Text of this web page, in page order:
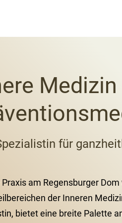
Medizin
für
Praxis am Regensburger
der Inneren
bietet eine breite Palette